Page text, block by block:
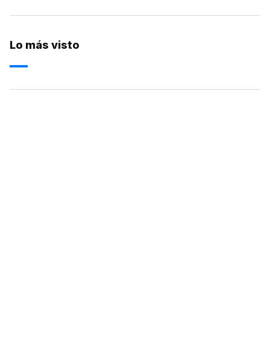
Lo más visto